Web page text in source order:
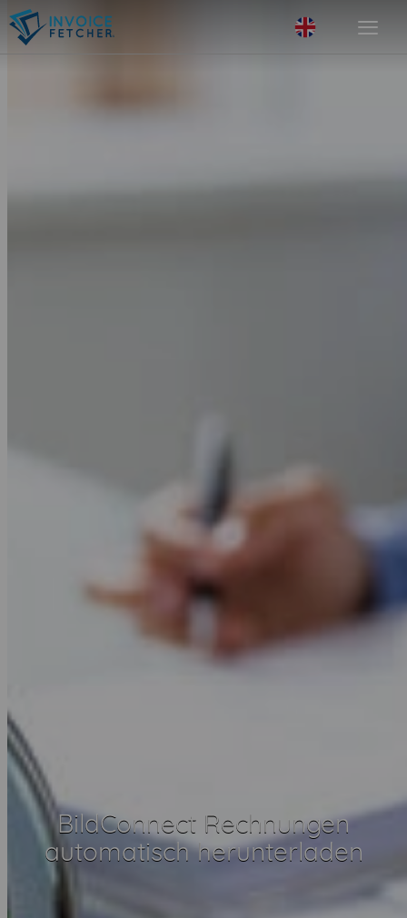
BildConnect Rechnungen
automatisch herunterladen